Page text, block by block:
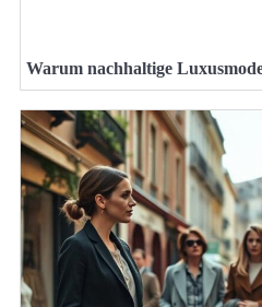
Warum nachhaltige